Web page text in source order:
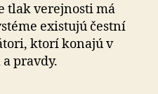
tlak verejnosti má
existujú čestní
ktorí konajú v
pravdy.